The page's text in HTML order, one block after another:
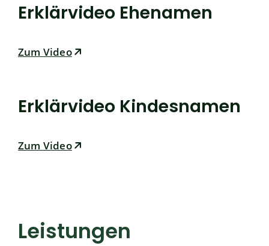
Erklärvideo Ehenamen
Zum Video
Erklärvideo Kindesnamen
Zum Video
Leistungen